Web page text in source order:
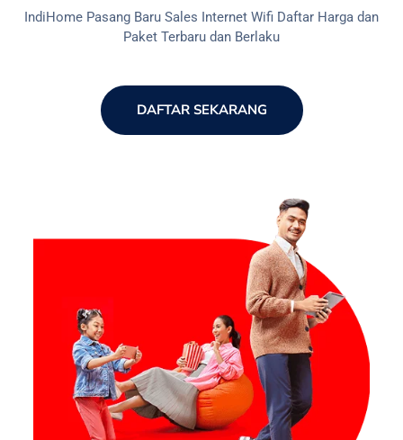
IndiHome Pasang Baru Sales Internet Wifi Daftar Harga dan
Paket Terbaru dan Berlaku
DAFTAR SEKARANG